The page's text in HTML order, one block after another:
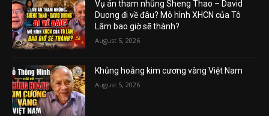
Vụ án tham nhũng Sheng Thao – David
Duong đi về đâu? Mô hình XHCN của Tô
Lâm bao giờ sẽ thành?
August 5, 2026
Khủng hoảng kim cương vàng Việt Nam
August 5, 2026